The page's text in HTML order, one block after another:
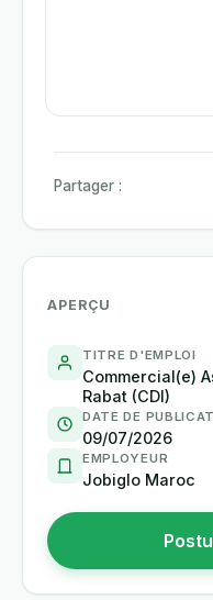
Partager :
APERÇU
TITRE D'EMPLOI
Commercial(e)
Rabat (CDI)
DATE DE
09/07/2026
EMPLOYEUR
Jobiglo Maroc